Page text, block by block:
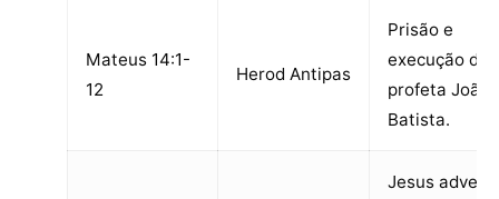
Mateus 14:1-
12
Herod Antipas
Prisão e
execução do
profeta João
Batista.
Jesus